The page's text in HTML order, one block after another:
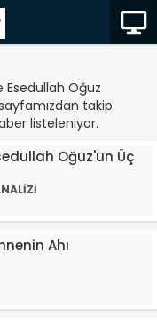
Esedullah Oğuz
takip
listeleniyor.
Oğuz'un Üç
Ahı